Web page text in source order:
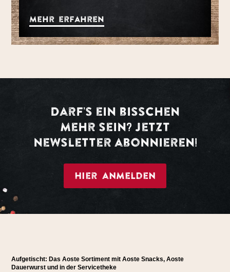
Mehr erfahren
DarF’s ein bisschen
mehr sein? Jetzt
newsletter abonnieren!
Hier anmelden
Aufgetischt: Das Aoste Sortiment mit Aoste Snacks, Aoste
Dauerwurst und in der Servicetheke